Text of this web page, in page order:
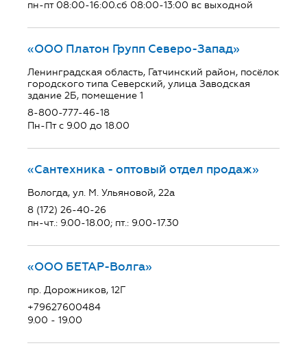
пн-пт 08:00-16:00.сб 08:00-13:00 вс выходной
«ООО Платон Групп Северо-Запад»
Ленинградская область, Гатчинский район, посёлок
городского типа Северский, улица Заводская
здание 2Б, помещение 1
8-800-777-46-18
Пн-Пт с 9.00 до 18.00
«Сантехника - оптовый отдел продаж»
Вологда, ул. М. Ульяновой, 22а
8 (172) 26-40-26
пн-чт.: 9.00-18.00; пт.: 9.00-17.30
«ООО БЕТАР-Волга»
пр. Дорожников, 12Г
+79627600484
9.00 - 19.00